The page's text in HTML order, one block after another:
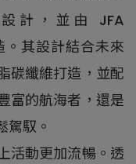
設計，並由 JFA
。其設計結合未來
碳纖維打造，並配
富的航海者，還是
駕馭。
活動更加流暢。透